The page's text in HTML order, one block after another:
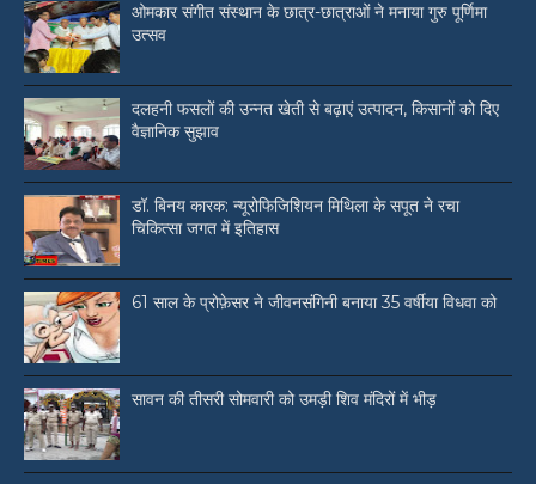
ओमकार संगीत संस्थान के छात्र-छात्राओं ने मनाया गुरु पूर्णिमा
उत्सव
दलहनी फसलों की उन्नत खेती से बढ़ाएं उत्पादन, किसानों को दिए
वैज्ञानिक सुझाव
डॉ. बिनय कारक: न्यूरोफिजिशियन मिथिला के सपूत ने रचा
चिकित्सा जगत में इतिहास
61 साल के प्रोफ़ेसर ने जीवनसंगिनी बनाया 35 वर्षीया विधवा को
सावन की तीसरी सोमवारी को उमड़ी शिव मंदिरों में भीड़